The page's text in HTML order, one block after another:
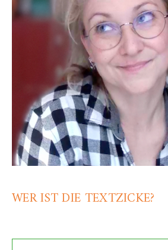
WER IST DIE TEXTZICKE?